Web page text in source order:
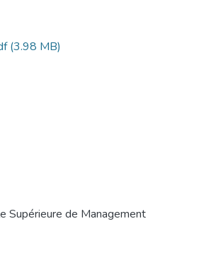
(3.98 MB)
Supérieure de Management